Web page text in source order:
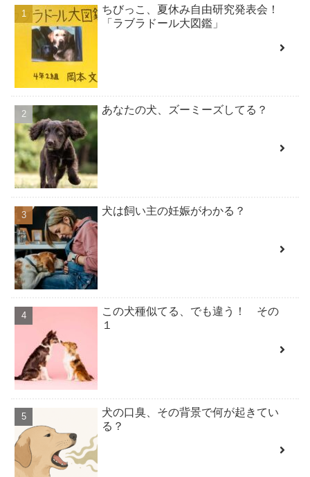
ちびっこ、夏休み自由研究発表会！
「ラブラドール大図鑑」
あなたの犬、ズーミーズしてる？
犬は飼い主の妊娠がわかる？
この犬種似てる、でも違う！ その
１
犬の口臭、その背景で何が起きてい
る？